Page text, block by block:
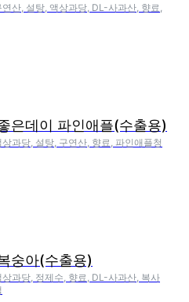
연산, 설탕, 액상과당, DL-사과산, 향료,
은데이 파인애플(수출용)
과당, 설탕, 구연산, 향료, 파인애플청
숭아(수출용)
상과당, 정제수, 향료, DL-사과산, 복사